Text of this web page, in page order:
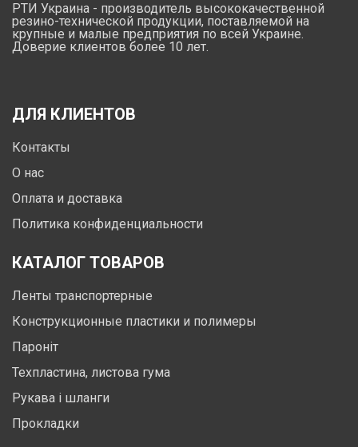
РТИ Украина - производитель высококачественной
резино-технической продукции, поставляемой на
крупные и малые предприятия по всей Украине.
Доверие клиентов более 10 лет.
ДЛЯ КЛИЕНТОВ
Контакты
О нас
Оплата и доставка
Политика конфиденциальности
КАТАЛОГ ТОВАРОВ
Ленты транспортерные
Конструкционные пластики и полимеры
Пароніт
Техпластина, листова гума
Рукава і шланги
Прокладки